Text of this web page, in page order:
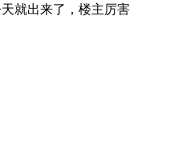
就出来了，楼主厉害